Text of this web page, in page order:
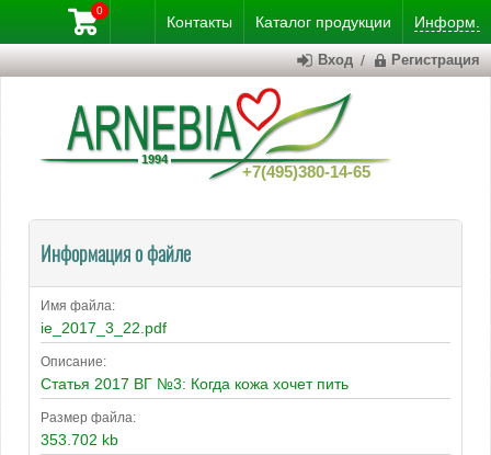
Контакты Каталог продукции Информ.
+7(495)380-14-65
0
Вход / Регистрация
Информация о файле
Имя файла:
ie_2017_3_22.pdf
Описание:
Статья 2017 ВГ №3: Когда кожа хочет пить
Размер файла:
353.702 kb